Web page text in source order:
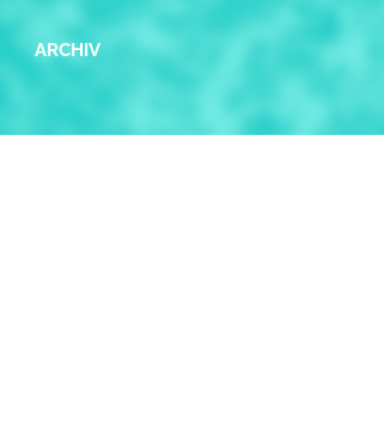
ARCHIV